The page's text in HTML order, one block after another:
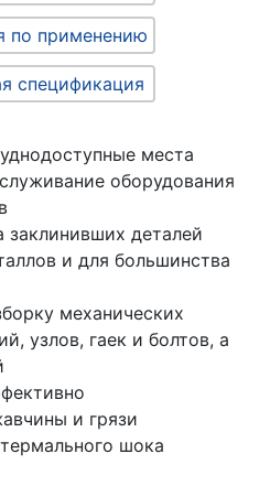
по применению
спецификация
места
оборудования
заклинивших деталей
и для большинства
механических
узлов, гаек и болтов, а
и грязи
шока